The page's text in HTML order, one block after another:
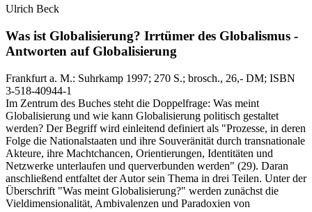
Ulrich Beck
Was ist Globalisierung? Irrtümer des Globalismus -
Antworten auf Globalisierung
Frankfurt a. M.: Suhrkamp 1997; 270 S.; brosch., 26,- DM; ISBN
3-518-40944-1
Im Zentrum des Buches steht die Doppelfrage: Was meint
Globalisierung und wie kann Globalisierung politisch gestaltet
werden? Der Begriff wird einleitend definiert als "Prozesse, in deren
Folge die Nationalstaaten und ihre Souveränität durch transnationale
Akteure, ihre Machtchancen, Orientierungen, Identitäten und
Netzwerke unterlaufen und querverbunden werden" (29). Daran
anschließend entfaltet der Autor sein Thema in drei Teilen. Unter der
Überschrift "Was meint Globalisierung?" werden zunächst die
Vieldimensionalität, Ambivalenzen und Paradoxien von